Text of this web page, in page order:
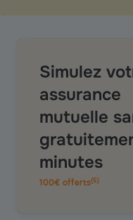
Simulez
assurance
mutuelle
minutes
100€ offerts(5)